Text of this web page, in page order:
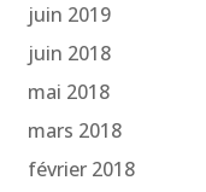
juin 2019
juin 2018
mai 2018
mars 2018
février 2018